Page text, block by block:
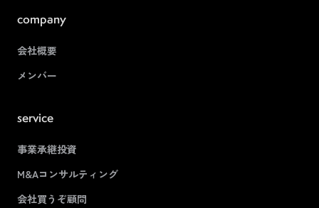
company
会社概要
メンバー
service
事業承継投資
M&Aコンサルティング
会社買うぞ顧問